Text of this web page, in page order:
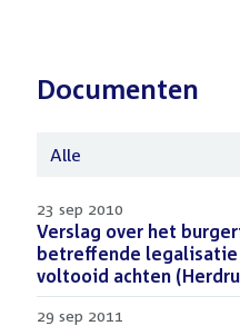
Documenten
Alle
23 sep 2010
Download
bestand:
Verslag over het
betreffende legalisatie
voltooid achten
29 sep 2011